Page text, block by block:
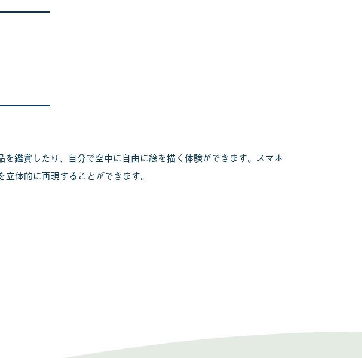
鑑賞したり、自分で空中に自由に絵を描く体験ができます。スマホ
体的に再現することができます。